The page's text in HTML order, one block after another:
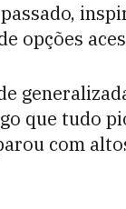
opções
que tudo
com